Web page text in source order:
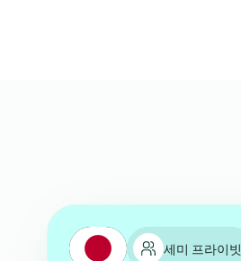
세미 프라이빗